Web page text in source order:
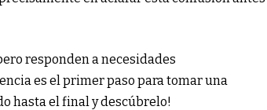
responden a necesidades
es el primer paso para tomar una
hasta el final y descúbrelo!